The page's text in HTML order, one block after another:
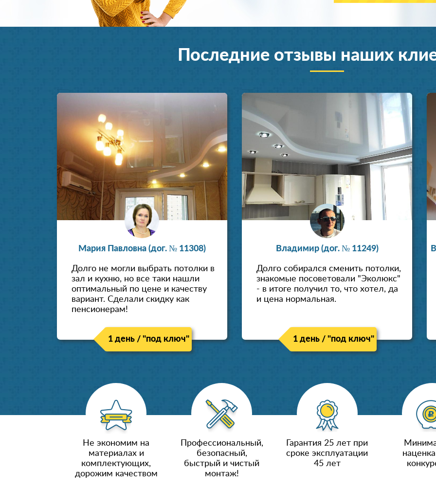
Последние отзывы наших
Мария Павловна (дог. № 11308)
Долго не могли выбрать потолки в
зал и кухню, но все таки нашли
оптимальный по цене и качеству
вариант. Сделали скидку как
пенсионерам!
1 день / "под ключ"
Владимир (дог. № 11249)
Долго собирался сменить потолки,
знакомые посоветовали "Эколюкс"
- в итоге получил то, что хотел, да
и цена нормальная.
1 день / "под ключ"
Не экономим на
материалах и
комплектующих,
дорожим качеством
Профессиональный,
безопасный,
быстрый и чистый
монтаж!
Гарантия 25 лет при
сроке эксплуатации
45 лет